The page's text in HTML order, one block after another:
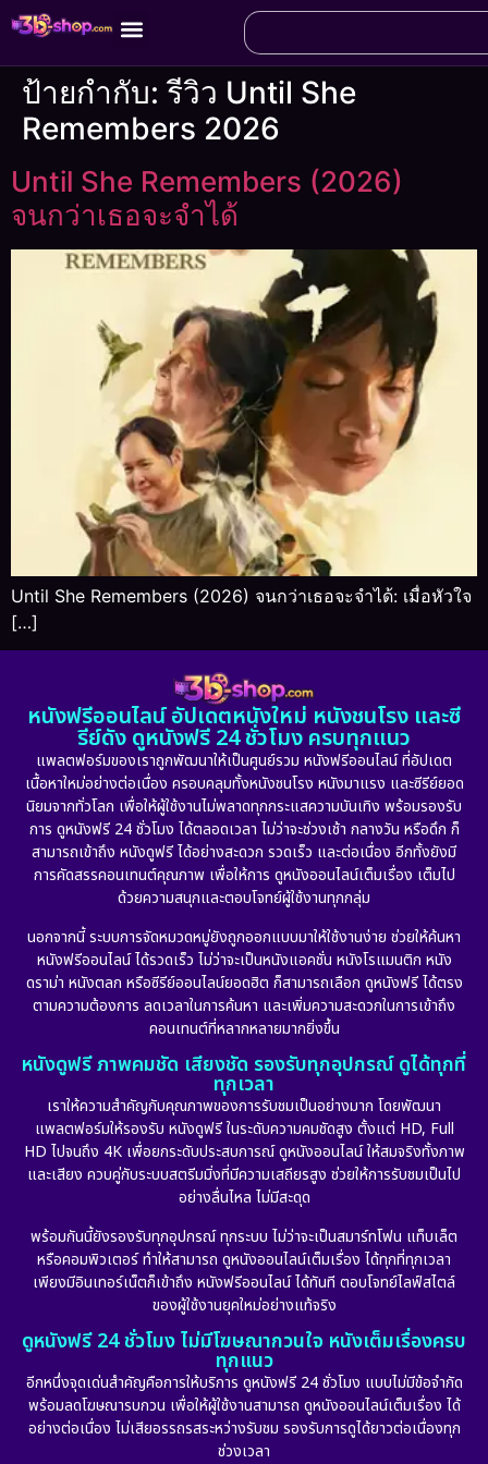
ป้ายกำกับ:รีวิว Until She
Remembers 2026
Until She Remembers (2026)
จนกว่าเธอจะจําได้
Until She Remembers (2026) จนกว่าเธอจะจำได้: เมื่อหัวใจ
[…]
หนังฟรีออนไลน์ อัปเดตหนังใหม่ หนังชนโรง และซี
รีย์ดัง ดูหนังฟรี 24 ชั่วโมง ครบทุกแนว
แพลตฟอร์มของเราถูกพัฒนาให้เป็นศูนย์รวม หนังฟรีออนไลน์ ที่อัปเดต
เนื้อหาใหม่อย่างต่อเนื่อง ครอบคลุมทั้งหนังชนโรง หนังมาแรง และซีรีย์ยอด
นิยมจากทั่วโลก เพื่อให้ผู้ใช้งานไม่พลาดทุกกระแสความบันเทิง พร้อมรองรับ
การ ดูหนังฟรี 24 ชั่วโมง ได้ตลอดเวลา ไม่ว่าจะช่วงเช้า กลางวัน หรือดึก ก็
สามารถเข้าถึง หนังดูฟรี ได้อย่างสะดวก รวดเร็ว และต่อเนื่อง อีกทั้งยังมี
การคัดสรรคอนเทนต์คุณภาพ เพื่อให้การ ดูหนังออนไลน์เต็มเรื่อง เต็มไป
ด้วยความสนุกและตอบโจทย์ผู้ใช้งานทุกกลุ่ม
นอกจากนี้ ระบบการจัดหมวดหมู่ยังถูกออกแบบมาให้ใช้งานง่าย ช่วยให้ค้นหา
หนังฟรีออนไลน์ ได้รวดเร็ว ไม่ว่าจะเป็นหนังแอคชั่น หนังโรแมนติก หนัง
ดราม่า หนังตลก หรือซีรีย์ออนไลน์ยอดฮิต ก็สามารถเลือก ดูหนังฟรี ได้ตรง
ตามความต้องการ ลดเวลาในการค้นหา และเพิ่มความสะดวกในการเข้าถึง
คอนเทนต์ที่หลากหลายมากยิ่งขึ้น
หนังดูฟรี ภาพคมชัด เสียงชัด รองรับทุกอุปกรณ์ ดูได้ทุกที่
ทุกเวลา
เราให้ความสำคัญกับคุณภาพของการรับชมเป็นอย่างมาก โดยพัฒนา
แพลตฟอร์มให้รองรับ หนังดูฟรี ในระดับความคมชัดสูง ตั้งแต่ HD, Full
HD ไปจนถึง 4K เพื่อยกระดับประสบการณ์ ดูหนังออนไลน์ ให้สมจริงทั้งภาพ
และเสียง ควบคู่กับระบบสตรีมมิ่งที่มีความเสถียรสูง ช่วยให้การรับชมเป็นไป
อย่างลื่นไหล ไม่มีสะดุด
พร้อมกันนี้ยังรองรับทุกอุปกรณ์ ทุกระบบ ไม่ว่าจะเป็นสมาร์ทโฟน แท็บเล็ต
หรือคอมพิวเตอร์ ทำให้สามารถ ดูหนังออนไลน์เต็มเรื่อง ได้ทุกที่ทุกเวลา
เพียงมีอินเทอร์เน็ตก็เข้าถึง หนังฟรีออนไลน์ ได้ทันที ตอบโจทย์ไลฟ์สไตล์
ของผู้ใช้งานยุคใหม่อย่างแท้จริง
ดูหนังฟรี 24 ชั่วโมง ไม่มีโฆษณากวนใจ หนังเต็มเรื่องครบ
ทุกแนว
อีกหนึ่งจุดเด่นสำคัญคือการให้บริการ ดูหนังฟรี 24 ชั่วโมง แบบไม่มีข้อจำกัด
พร้อมลดโฆษณารบกวน เพื่อให้ผู้ใช้งานสามารถ ดูหนังออนไลน์เต็มเรื่อง ได้
อย่างต่อเนื่อง ไม่เสียอรรถรสระหว่างรับชม รองรับการดูได้ยาวต่อเนื่องทุก
ช่วงเวลา